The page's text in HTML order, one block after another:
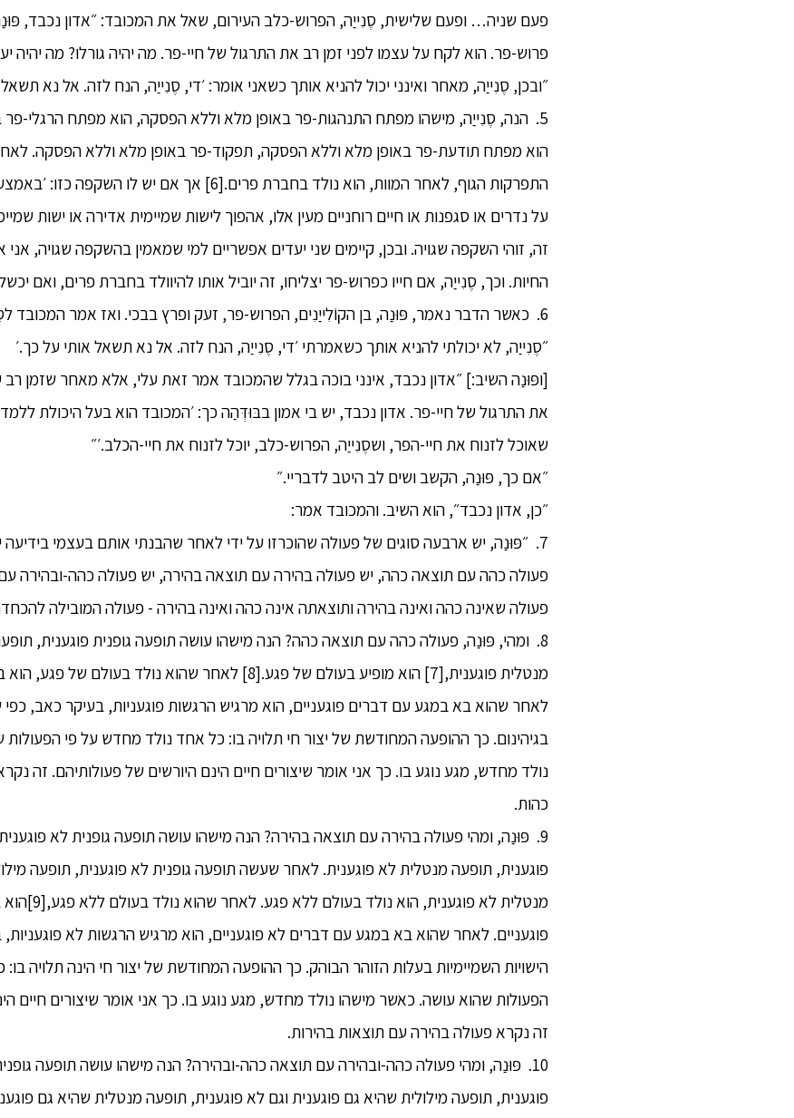
פעם שניה… ופעם שלישית, סֶנִייַה, הפרוש-כלב העירום, שאל את המכובד: ״אדון נכבד, פּוּנַה
פרוש-פר. הוא לקח על עצמו לפני זמן רב את התרגול של חיי-פר. מה יהיה גורלו? מה יהיה
״ובכן, סֶנִייַה, מאחר ואינני יכול להניא אותך כשאני אומר: ׳די, סֶנִייַה, הנח לזה. אל נא
5. הנה, סֶנִייַה, מישהו מפתח התנהגות-פר באופן מלא וללא הפסקה, הוא מפתח הרגלי-
הוא מפתח תודעת-פר באופן מלא וללא הפסקה, תפקוד-פר באופן מלא וללא הפסקה.
התפרקות הגוף, לאחר המוות, הוא נולד בחברת פרים.[6] אך אם
על נדרים או סגפנות או חיים רוחניים מעין אלו, אהפוך לישות שמיימית אדירה או ישות
זה, זוהי השקפה שגויה. ובכן, קיימים שני יעדים אפשריים למי שמאמין בהשקפה שגויה, אני
החיות. וכך, סֶנִייַה, אם חייו כפרוש-פר יצליחו, זה יוביל אותו להיוולד בחברת פרים, ואם יכשל,
6. כאשר הדבר נאמר, פּוּנַה, בן הקוֹלִייַנִים, הפרוש-פר, זעק ופרץ בבכי. ואז אמר המכובד
״סֶנִייַה, לא יכולתי להניא אותך כשאמרתי ׳די, סֶנִייַה, הנח לזה. אל נא תשאל אותי על כך.׳
[ופּוּנַה השיב:] ״אדון נכבד, אינני בוכה בגלל שהמכובד אמר זאת עלי, אלא מאחר שזמן
את התרגול של חיי-פר. אדון נכבד, יש בי אמון בבּוּדְּהַה כך: ׳המכובד הוא בעל היכולת
שאוכל לזנוח את חיי-הפר, ושסֶנִייַה, הפרוש-כלב, יוכל לזנוח את חיי-הכלב.׳״
״אם כך, פּוּנַה, הקשב ושים לב היטב לדבריי.״
״כן, אדון נכבד״, הוא השיב. והמכובד אמר:
7. ״פּוּנַה, יש ארבעה סוגים של פעולה שהוכרזו על ידי לאחר שהבנתי אותם בעצמי
פעולה כהה עם תוצאה כהה, יש פעולה בהירה עם תוצאה בהירה, יש פעולה כהה-ובהירה
פעולה שאינה כהה ואינה בהירה ותוצאתה אינה כהה ואינה בהירה - פעולה המובילה
8. ומהי, פּוּנַה, פעולה כהה עם תוצאה כהה? הנה מישהו עושה תופעה גופנית פוגענית,
מנטלית פוגענית,[7] הוא מופיע בעולם של פגע.[8] לאחר שהוא
לאחר שהוא בא במגע עם דברים פוגעניים, הוא מרגיש הרגשות פוגעניות, בעיקר כאב,
בגיהינום. כך ההופעה המחודשת של יצור חי תלויה בו: כל אחד נולד מחדש על פי
נולד מחדש, מגע נוגע בו. כך אני אומר שיצורים חיים הינם היורשים של פעולותיהם. זה
כהות.
9. פּוּנַה, ומהי פעולה בהירה עם תוצאה בהירה? הנה מישהו עושה תופעה גופנית לא
פוגענית, תופעה מנטלית לא פוגענית. לאחר שעשה תופעה גופנית לא פוגענית, תופעה
מנטלית לא
פוגעניים. לאחר שהוא בא במגע עם דברים לא פוגעניים, הוא מרגיש הרגשות לא
הישויות השמיימיות בעלות הזוהר הבוהק. כך ההופעה המחודשת של יצור חי הינה תלויה
הפעולות שהוא עושה. כאשר מישהו נולד מחדש, מגע נוגע בו. כך אני אומר שיצורים חיים
זה נקרא פעולה בהירה עם תוצאות בהירות.
10. פּוּנַה, ומהי פעולה כהה-ובהירה עם תוצאה כהה-ובהירה? הנה מישהו עושה תופעה
פוגענית, תופעה מילולית שהיא גם פוגענית וגם לא פוגענית, תופעה מנטלית שהיא גם